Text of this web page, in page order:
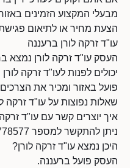
מבעלי המקצוע הזמינים
הצעת מחיר או לתיאום פגישת
עו"ד זרקה לורן ברעננה
העסק עו"ד זרקה לורן נמצא
יכולים לפנות לעו"ד זרקה
פועל באזור ומכיר את
שאלות נפוצות על עו"ד זרקה
איך יוצרים קשר עם עו"ד
ניתן להתקשר למספר 0546778577.
היכן נמצא עו"ד זרקה לורן?
העסק פועל ברעננה.